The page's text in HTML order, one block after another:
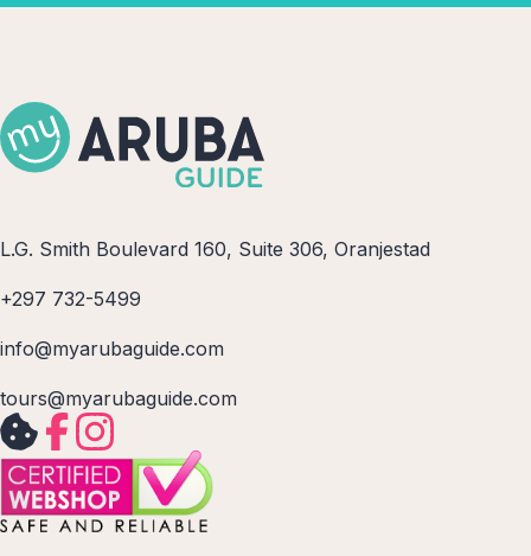
L.G. Smith Boulevard 160, Suite 306, Oranjestad
+297 732-5499
info@myarubaguide.com
tours@myarubaguide.com